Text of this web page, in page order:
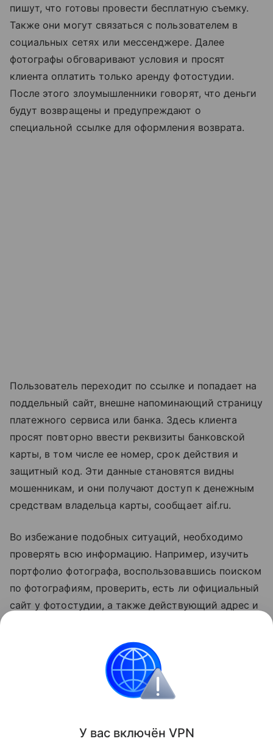
пишут, что готовы провести бесплатную съемку.
Также они могут связаться с пользователем в
социальных сетях или мессенджере. Далее
фотографы обговаривают условия и просят
клиента оплатить только аренду фотостудии.
После этого злоумышленники говорят, что деньги
будут возвращены и предупреждают о
специальной ссылке для оформления возврата.
Пользователь переходит по ссылке и попадает на
поддельный сайт, внешне напоминающий страницу
платежного сервиса или банка. Здесь клиента
просят повторно ввести реквизиты банковской
карты, в том числе ее номер, срок действия и
защитный код. Эти данные становятся видны
мошенникам, и они получают доступ к денежным
средствам владельца карты, сообщает aif.ru.
Во избежание подобных ситуаций, необходимо
проверять всю информацию. Например, изучить
портфолио фотографа, воспользовавшись поиском
по фотографиям, проверить, есть ли официальный
сайт у фотостудии, а также действующий адрес и
обращать внимание на адрес интернет-страницы
перед проведением платежей. Не нужно
переходить по неизвестным ссылкам для
повторного ввода данных банковской карты.
Поделиться
У вас включён VPN